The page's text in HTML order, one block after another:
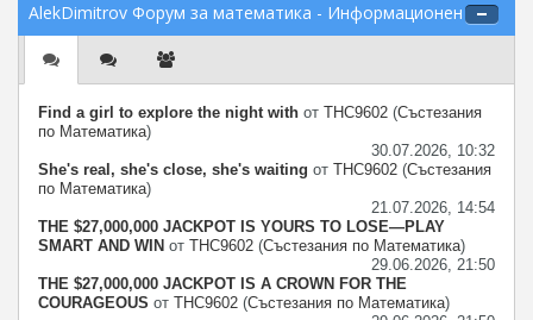
AlekDimitrov Форум за математика - Информационен
център
Find a girl to explore the night with от THC9602 (Състезания
по Математика)
30.07.2026, 10:32
She's real, she's close, she's waiting от THC9602 (Състезания
по Математика)
21.07.2026, 14:54
THE $27,000,000 JACKPOT IS YOURS TO LOSE—PLAY
SMART AND WIN от THC9602 (Състезания по Математика)
29.06.2026, 21:50
THE $27,000,000 JACKPOT IS A CROWN FOR THE
COURAGEOUS от THC9602 (Състезания по Математика)